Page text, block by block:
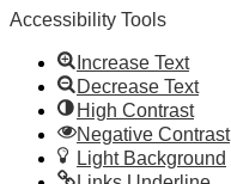
Accessibility Tools
Increase Text
Decrease Text
High Contrast
Negative Contrast
Light Background